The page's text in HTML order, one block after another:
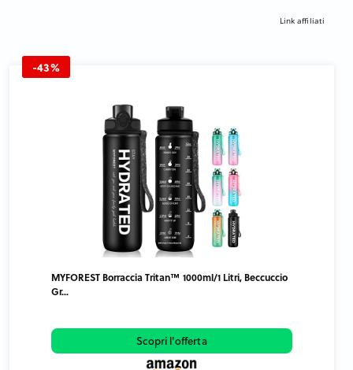
Link affiliati
-43%
MYFOREST Borraccia Tritan™ 1000ml/1 Litri, Beccuccio
Gr...
Scopri l'offerta